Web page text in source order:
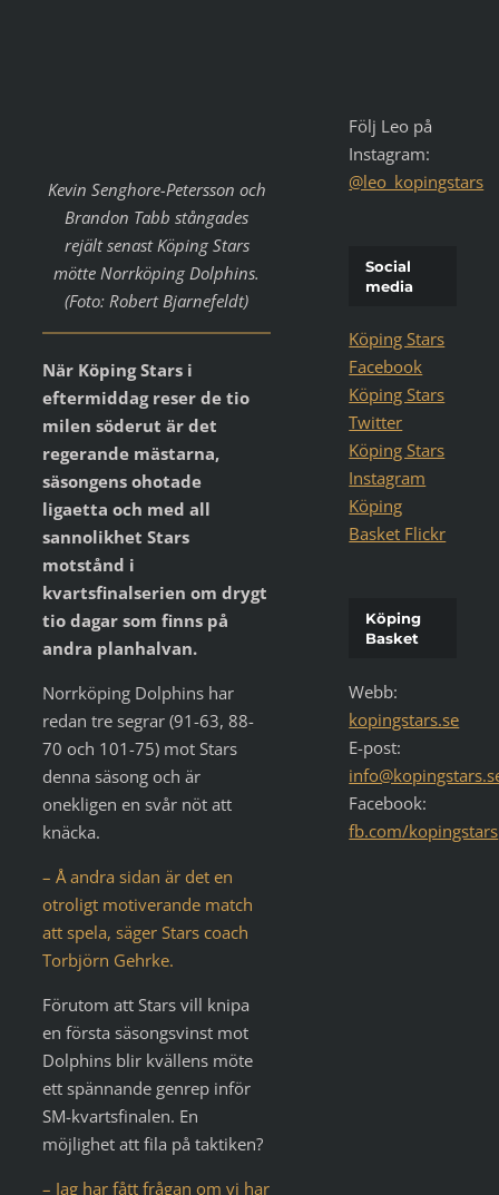
Kevin Senghore-Petersson och
Brandon Tabb stångades
rejält senast Köping Stars
mötte Norrköping Dolphins.
(Foto: Robert Bjarnefeldt)
När Köping Stars i
eftermiddag reser de tio
milen söderut är det
regerande mästarna,
säsongens ohotade
ligaetta och med all
sannolikhet Stars
motstånd i
kvartsfinalserien om drygt
tio dagar som finns på
andra planhalvan.
Norrköping Dolphins har
redan tre segrar (91-63, 88-
70 och 101-75) mot Stars
denna säsong och är
onekligen en svår nöt att
knäcka.
– Å andra sidan är det en
otroligt motiverande match
att spela, säger Stars coach
Torbjörn Gehrke.
Förutom att Stars vill knipa
en första säsongsvinst mot
Dolphins blir kvällens möte
ett spännande genrep inför
SM-kvartsfinalen. En
möjlighet att fila på taktiken?
– Jag har fått frågan om vi har
Följ Leo på
Instagram:
@leo_kopingstars
Social
media
Köping Stars
Facebook
Köping Stars
Twitter
Köping Stars
Instagram
Köping
Basket Flickr
Köping
Basket
Webb:
kopingstars.se
E-post:
Facebook:
fb.com/kopingstars